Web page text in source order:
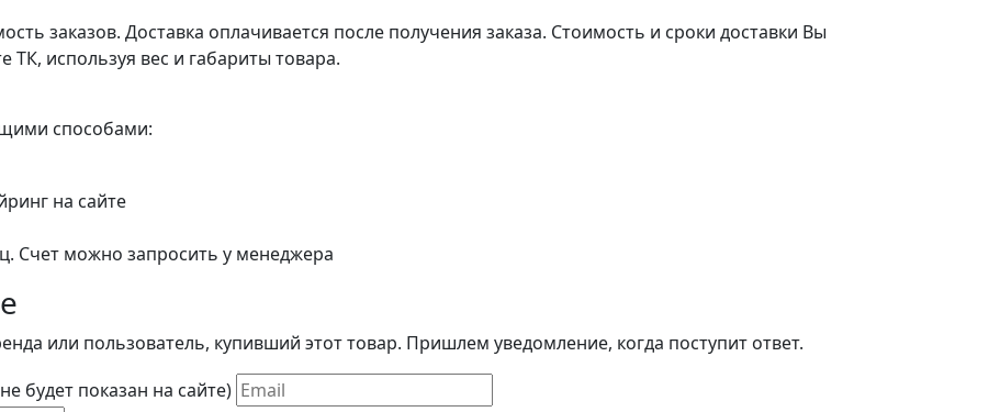
заказов. Доставка оплачивается после получения заказа. Стоимость и сроки доставки Вы
используя вес и габариты товара.
способами:
на сайте
Счет можно запросить у менеджера
или пользователь, купивший этот товар. Пришлем уведомление, когда поступит ответ.
будет показан на сайте)